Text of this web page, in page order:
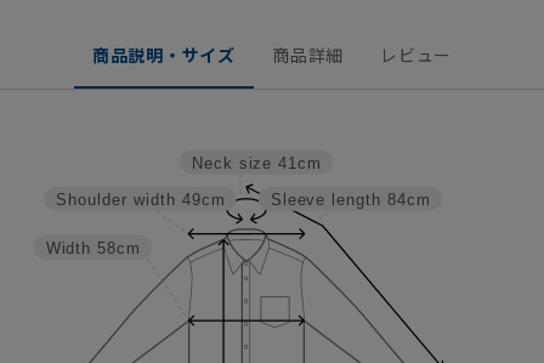
商品説明・サイズ 商品詳細 レビュー
Sleeve length 84cm
Neck size 41cm
Width 58cm
Shoulder width 49cm